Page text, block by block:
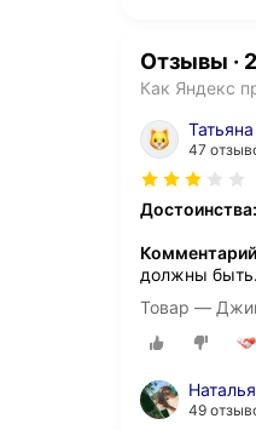
Отзывы · 2
Как Яндекс
47
Достоинства:
должны быть
Товар —
49